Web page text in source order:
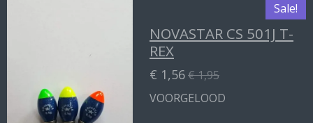
Sale!
NOVASTAR CS 501J T-
REX
€ 1,56€ 1,95
VOORGELOOD